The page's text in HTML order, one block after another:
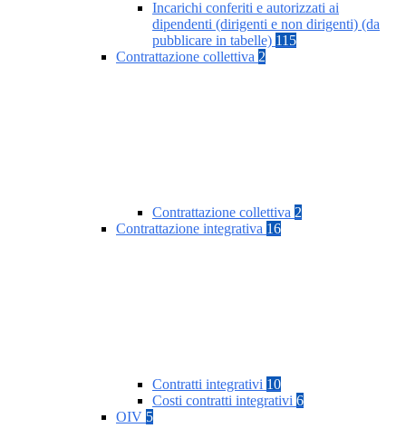
Incarichi conferiti e autorizzati ai
dipendenti (dirigenti e non dirigenti) (da
pubblicare in tabelle) 115
Contrattazione collettiva 2
Contrattazione collettiva 2
Contrattazione integrativa 16
Contratti integrativi 10
Costi contratti integrativi 6
OIV 5